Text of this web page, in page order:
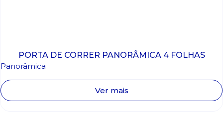
PORTA DE CORRER PANORÂMICA 4 FOLHAS
Panorâmica
Ver mais